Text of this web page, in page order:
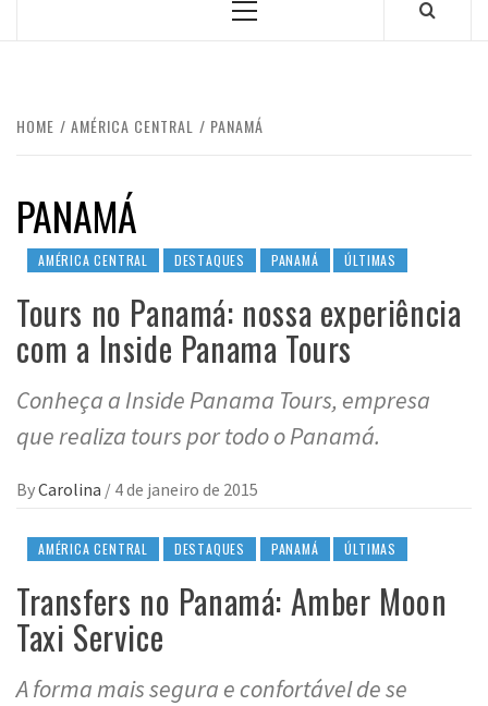
Primary
HOME AMÉRICA CENTRAL PANAMÁ
PANAMÁ
AMÉRICA CENTRAL DESTAQUES PANAMÁ ÚLTIMAS
Tours no Panamá: nossa experiência
com a Inside Panama Tours
Conheça a Inside Panama Tours, empresa
que realiza tours por todo o Panamá.
ByCarolina / 4 de janeiro de 2015
AMÉRICA CENTRAL DESTAQUES PANAMÁ ÚLTIMAS
Transfers no Panamá: Amber Moon
Taxi Service
A forma mais segura e confortável de se